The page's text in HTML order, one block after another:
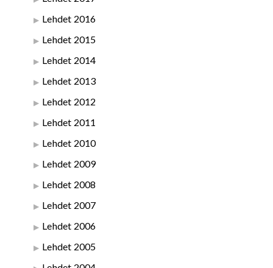
Lehdet 2016
Lehdet 2015
Lehdet 2014
Lehdet 2013
Lehdet 2012
Lehdet 2011
Lehdet 2010
Lehdet 2009
Lehdet 2008
Lehdet 2007
Lehdet 2006
Lehdet 2005